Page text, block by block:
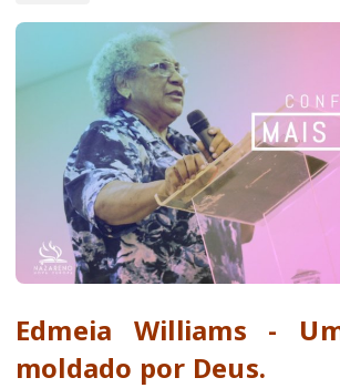
Edmeia Williams -
moldado por Deus.